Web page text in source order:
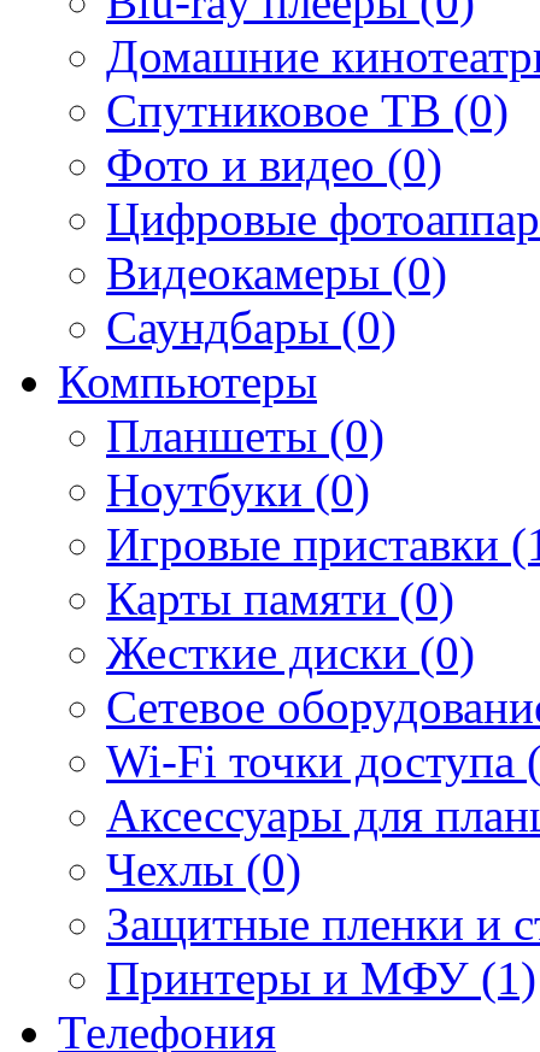
Домашние
Спутниковое ТВ (0)
Фото и видео (0)
Цифровые
Видеокамеры (0)
Саундбары (0)
Компьютеры
Планшеты (0)
Ноутбуки (0)
Игровые приставки
Карты памяти (0)
Жесткие диски (0)
Сетевое
Wi-Fi точки доступа
Аксессуары для
Чехлы (0)
Защитные пленки и
Принтеры и МФУ (1)
Телефония